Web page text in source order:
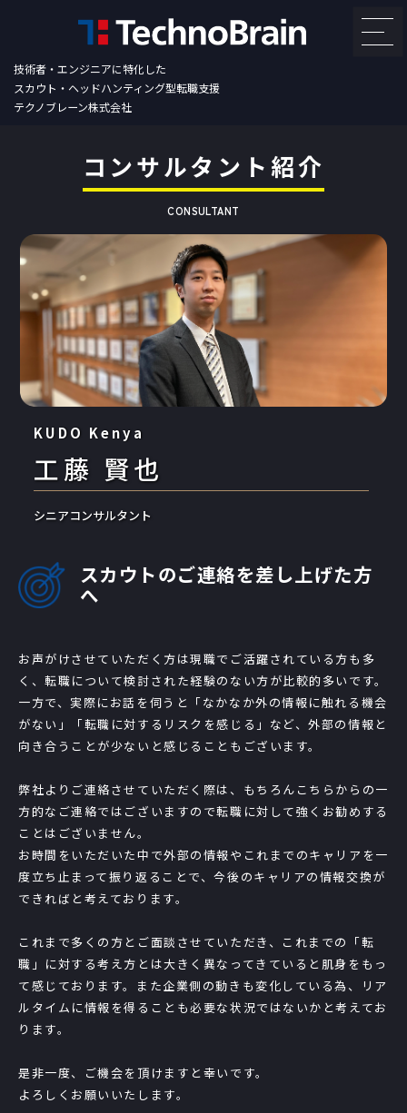
技術者・エンジニアに特化した
スカウト・ヘッドハンティング型転職支援
テクノブレーン株式会社
コンサルタント紹介
CONSULTANT
KUDO Kenya
工藤 賢也
シニアコンサルタント
スカウトのご連絡を差し上げた方
へ
お声がけさせていただく方は現職でご活躍されている方も多
く、転職について検討された経験のない方が比較的多いです。
一方で、実際にお話を伺うと「なかなか外の情報に触れる機会
がない」「転職に対するリスクを感じる」など、外部の情報と
向き合うことが少ないと感じることもございます。
弊社よりご連絡させていただく際は、もちろんこちらからの一
方的なご連絡ではございますので転職に対して強くお勧めする
ことはございません。
お時間をいただいた中で外部の情報やこれまでのキャリアを一
度立ち止まって振り返ることで、今後のキャリアの情報交換が
できればと考えております。
これまで多くの方とご面談させていただき、これまでの「転
職」に対する考え方とは大きく異なってきていると肌身をもっ
て感じております。また企業側の動きも変化している為、リア
ルタイムに情報を得ることも必要な状況ではないかと考えてお
ります。
是非一度、ご機会を頂けますと幸いです。
よろしくお願いいたします。